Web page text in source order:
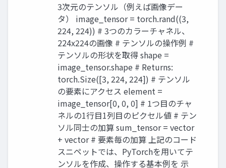
3次元のテンソル（例えば画像デー
タ） image_tensor = torch.rand((3,
224, 224)) # 3つのカラーチャネル、
224x224の画像 # テンソルの操作例 #
テンソルの形状を取得 shape =
image_tensor.shape # Returns:
torch.Size([3, 224, 224]) # テンソル
の要素にアクセス element =
image_tensor[0, 0, 0] # 1つ目のチャ
ネルの1行目1列目のピクセル値 # テン
ソル同士の加算 sum_tensor = vector
+ vector # 要素毎の加算 上記のコード
スニペットでは、PyTorchを用いてテ
ンソルを作成、操作する基本例を 示